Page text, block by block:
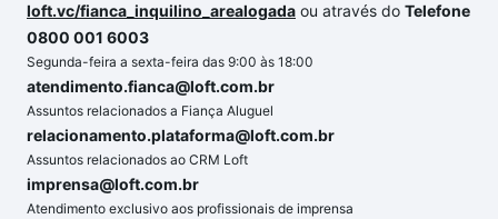
loft.vc/fianca_inquilino_arealogada ou através do Telefone
0800 001 6003
Segunda-feira a sexta-feira das 9:00 às 18:00
atendimento.fianca@loft.com.br
Assuntos relacionados a Fiança Aluguel
relacionamento.plataforma@loft.com.br
Assuntos relacionados ao CRM Loft
imprensa@loft.com.br
Atendimento exclusivo aos profissionais de imprensa